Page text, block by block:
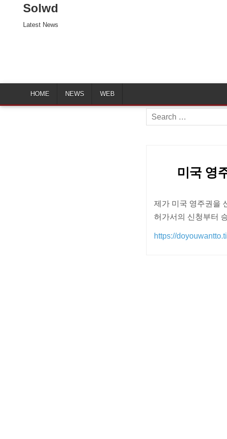
Solwd
Latest News
HOME NEWS WEB
Search
for:
미국 영
제가 미국 영주권을
허가서의 신청부터
https://